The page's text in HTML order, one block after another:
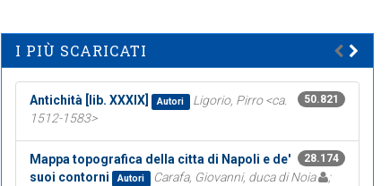
I PIÙ SCARICATI
50.821
Antichità [lib. XXXIX] Autori
Ligorio, Pirro <ca.
1512-1583>
28.174
Mappa topografica della citta di Napoli e de'
suoi contorni
Autori Carafa, Giovanni, duca di Noia
;